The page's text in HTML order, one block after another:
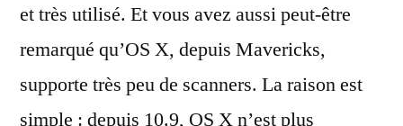
scanners
oubliés
:
une
solution
et très utilisé. Et vous avez aussi peut-être
remarqué qu’OS X, depuis Mavericks,
supporte très peu de scanners. La raison est
simple : depuis 10.9, OS X n’est plus